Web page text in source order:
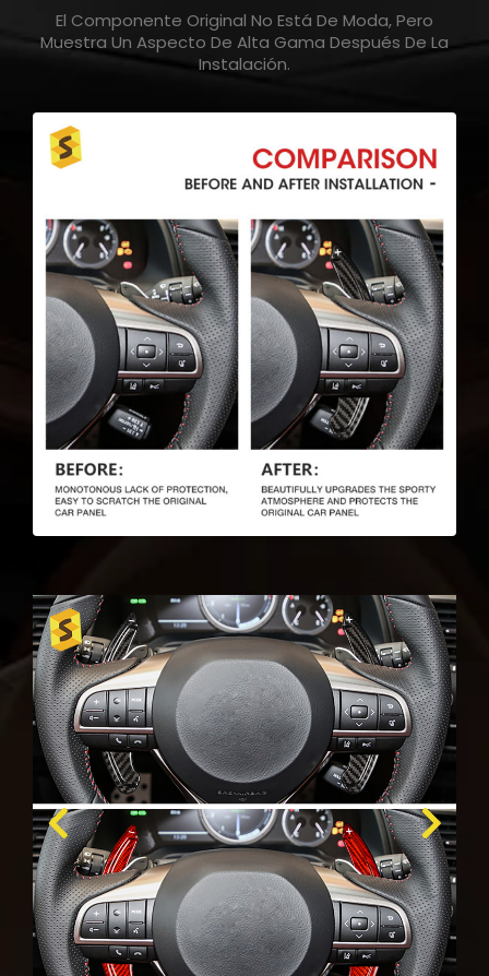
El Componente Original No Está De Moda, Pero
Muestra Un Aspecto De Alta Gama Después De La
Instalación.